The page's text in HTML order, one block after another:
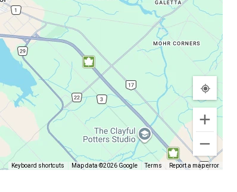
Keyboard shortcuts Map data ©2026 Google Terms Report a map error